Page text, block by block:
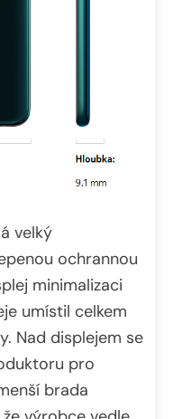
velký
ochrannou
minimalizaci
umístil celkem
Nad displejem se
pro
brada